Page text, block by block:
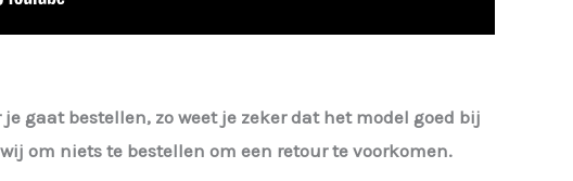
gaat bestellen, zo weet je zeker dat het model goed bij
om niets te bestellen om een retour te voorkomen.